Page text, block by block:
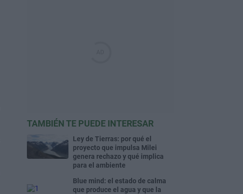
TAMBIÉN TE PUEDE INTERESAR
Ley de Tierras: por qué el
proyecto que impulsa Milei
genera rechazo y qué implica
para el ambiente
Blue mind: el estado de calma
que produce el agua y que la